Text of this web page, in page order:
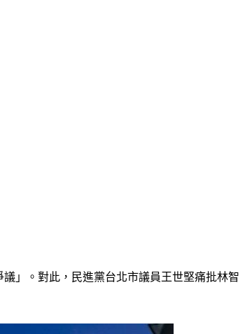
」。對此，民進黨台北市議員王世堅痛批林智